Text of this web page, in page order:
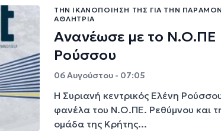
ΤΗΝ ΙΚΑΝΟΠΟΊΗΣΉ ΤΗΣ ΓΙΑ ΤΗΝ
ΑΘΛΉΤΡΙΑ
Ανανέωσε με το Ν.Ο.ΠΕ
Ρούσσου
06 Αυγούστου - 07:05
Η Συριανή κεντρικός Ελένη
φανέλα του Ν.Ο.ΠΕ. Ρεθύμνου και
ομάδα της Κρήτης...